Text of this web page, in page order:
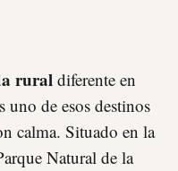
rural diferente en
uno de esos destinos
calma. Situado en la
Natural de la